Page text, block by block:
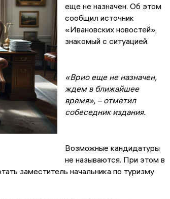
еще не назначен. Об этом
сообщил источник
«Ивановских новостей»,
знакомый с ситуацией.
«Врио еще не назначен,
ждем в ближайшее
время», – отметил
собеседник издания.
Возможные кандидатуры
не называются. При этом в
заместитель начальника по туризму